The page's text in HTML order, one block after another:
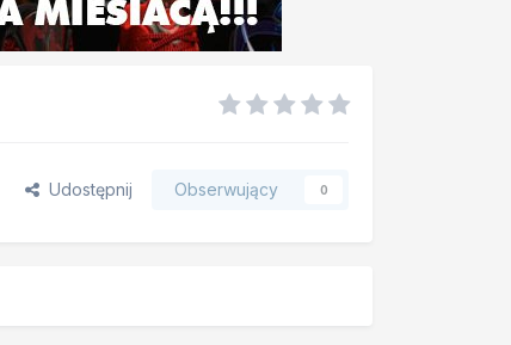
Udostępnij Obserwujący 0